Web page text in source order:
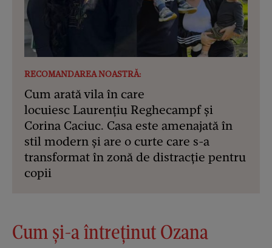
RECOMANDAREA NOASTRĂ:
Cum arată vila în care
locuiesc Laurențiu Reghecampf și
Corina Caciuc. Casa este amenajată în
stil modern și are o curte care s-a
transformat în zonă de distracție pentru
copii
Cum și-a întreținut Ozana